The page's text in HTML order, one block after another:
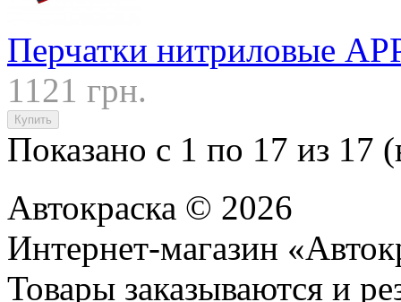
Перчатки нитриловые
1121 грн.
Показано с 1 по 17 из 17
Автокраска © 2026
Интернет-магазин
Товары заказываются и